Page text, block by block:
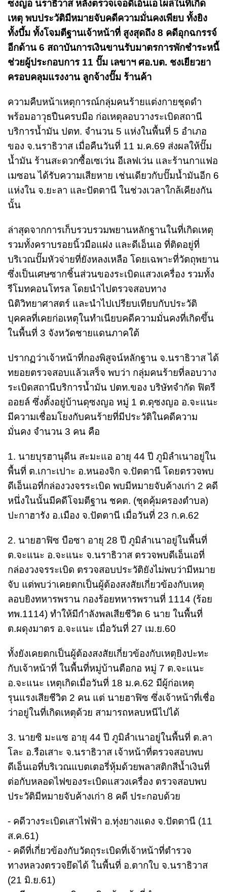
ซงญอ นราธิวาส หลังตรวจเจอดีเอ็นเอโผล่ในที่เกิด
เหตุ พบประวัติมีหมายจับคดีความมั่นคงเพียบ ทั้งยิง
ทั้งบึ้ม ทั้งโจมตีฐานเจ้าหน้าที่ สูงสุดถึง 8 คดีอุกฉกรรจ์
อีกด้าน 6 สถาบันการเงินขานรับมาตรการพักชำระหนี้
ช่วยผู้ประกอบการ 11 ปั๊ม เลขาฯ ศอ.บต. ชงเยียวยา
ครอบคลุมแรงงาน ลูกจ้างปั๊ม ร้านค้า
ความคืบหน้าเหตุการณ์กลุ่มคนร้ายแต่งกายชุดดำ
พร้อมอาวุธปืนครบมือ ก่อเหตุลอบวางระเบิดสถานี
บริการน้ำมัน ปตท. จำนวน 5 แห่งในพื้นที่ 5 อำเภอ
ของ จ.นราธิวาส เมื่อคืนวันที่ 11 ม.ค.69 ส่งผลให้ปั๊ม
น้ำมัน ร้านสะดวกซื้อเซเว่น อีเลฟเว่น และร้านกาแฟอ
เมซอน ได้รับความเสียหาย เช่นเดียวกับปั๊มน้ำมันอีก 6
แห่งใน จ.ยะลา และปัตตานี ในช่วงเวลาใกล้เคียงกัน
นั้น
ล่าสุดจากการเก็บรวบรวมพยานหลักฐานในที่เกิดเหตุ
รวมทั้งคราบรอยนิ้วมือแฝง และดีเอ็นเอ ที่ติดอยู่ที่
บริเวณปั๊มหัวจ่ายที่ยังหลงเหลือ โดยเฉพาะที่วัตถุพยาน
ซึ่งเป็นเศษซากชิ้นส่วนของระเบิดแสวงเครื่อง รวมทั้ง
รีโมทคอนโทรล โดยนำไปตรวจสอบทาง
นิติวิทยาศาสตร์ และนำไปเปรียบเทียบกับประวัติ
บุคคลที่เคยก่อเหตุในทำเนียบคดีความมั่นคงที่เกิดขึ้น
ในพื้นที่ 3 จังหวัดชายแดนภาคใต้
ปรากฏว่าเจ้าหน้าที่กองพิสูจน์หลักฐาน จ.นราธิวาส ได้
ทยอยตรวจสอบแล้วเสร็จ พบว่า กลุ่มคนร้ายที่ลอบวาง
ระเบิดสถานีบริการน้ำมัน ปตท.ของ บริษัทจำกัด ฟิตรี
ออยล์ ซึ่งตั้งอยู่บ้านดุซงญอ หมู่ 1 ต.ดุซงญอ อ.จะแนะ
มีความเชื่อมโยงกับคนร้ายที่มีประวัติในคดีความ
มั่นคง จำนวน 3 คน คือ
1. นายบุรฮานุดีน สะมะแอ อายุ 44 ปี ภูมิลำเนาอยู่ใน
พื้นที่ ต.เกาะเปาะ อ.หนองจิก จ.ปัตตานี โดยตรวจพบ
ดีเอ็นเอที่กล่องวงจรระเบิด พบมีหมายจับค้างเก่า 2 คดี
หนึ่งในนั้นมีคดีโจมตีฐาน ชคต. (ชุดคุ้มครองตำบล)
ปะกาฮารัง อ.เมือง จ.ปัตตานี เมื่อวันที่ 23 ก.ค.62
2. นายฮาฟิซ บือซา อายุ 28 ปี ภูมิลำเนาอยู่ในพื้นที่
ต.จะแนะ อ.จะแนะ จ.นราธิวาส ตรวจพบดีเอ็นเอที่
กล่องวงจรระเบิด ตรวจสอบประวัติยังไม่พบว่ามีหมาย
จับ แต่พบว่าเคยตกเป็นผู้ต้องสงสัยเกี่ยวข้องกับเหตุ
ลอบยิงทหารพราน กองร้อยทหารพรานที่ 1114 (ร้อย
ทพ.1114) ทำให้มีกำลังพลเสียชีวิต 6 นาย ในพื้นที่
ต.ผดุงมาตร อ.จะแนะ เมื่อวันที่ 27 เม.ย.60
ทั้งยังเคยตกเป็นผู้ต้องสงสัยเกี่ยวข้องกับเหตุยิงปะทะ
กับเจ้าหน้าที่ ในพื้นที่หมู่บ้านตือกอ หมู่ 7 ต.จะแนะ
อ.จะแนะ เหตุเกิดเมื่อวันที่ 18 ม.ค.62 มีผู้ก่อเหตุ
รุนแรงเสียชีวิต 2 คน แต่ นายฮาฟิซ ซึ่งเจ้าหน้าที่เชื่อ
ว่าอยู่ในที่เกิดเหตุด้วย สามารถหลบหนีไปได้
3. นายซิ มะแซ อายุ 44 ปี ภูมิลำเนาอยู่ในพื้นที่ ต.ลา
โละ อ.รือเสาะ จ.นราธิวาส เจ้าหน้าที่ตรวจสอบพบ
ดีเอ็นเอที่บริเวณแบตเตอรี่หุ้มด้วยพลาสติกสีน้ำเงินที่
ต่อกับหลอดไฟของระเบิดแสวงเครื่อง ตรวจสอบพบ
ประวัติมีหมายจับค้างเก่า 8 คดี ประกอบด้วย
- คดีวางระเบิดเสาไฟฟ้า อ.ทุ่งยางแดง จ.ปัตตานี (11
ส.ค.61)
- คดีที่เกี่ยวข้องกับวัตถุระเบิดที่เจ้าหน้าที่ตำรวจ
ทางหลวงตรวจยึดได้ ในพื้นที่ อ.ตากใบ จ.นราธิวาส
(21 มิ.ย.61)